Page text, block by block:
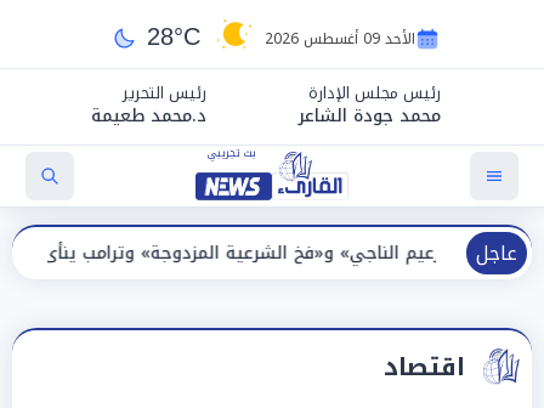
الأحد 09 أغسطس 2026 28°C
رئيس مجلس الإدارة
محمد جودة الشاعر
رئيس التحرير
د.محمد طعيمة
عاجل
الناجي» و«فخ الشرعية المزدوجة» وترامب ينأى بنفسه وحليفه في
اقتصاد